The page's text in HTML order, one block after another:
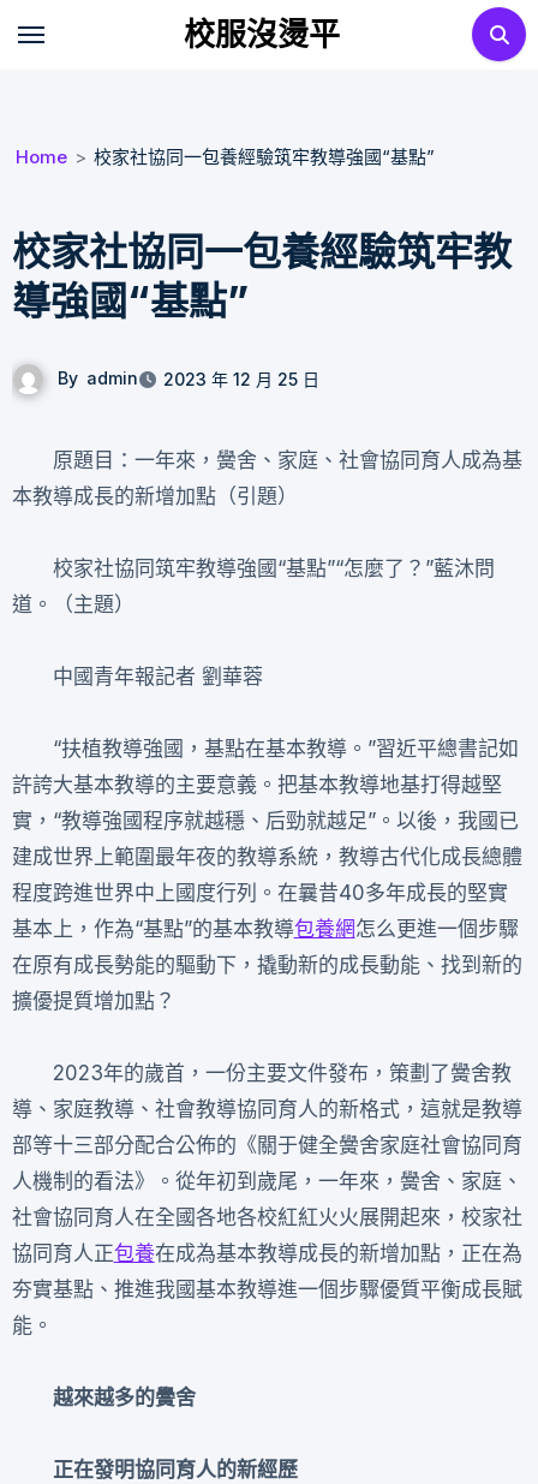
校服沒燙平
Home 校家社協同一包養經驗筑牢教導強國“基點”
校家社協同一包養經驗筑牢教
導強國“基點”
By admin 2023 年 12 月 25 日
原題目：一年來，黌舍、家庭、社會協同育人成為基
本教導成長的新增加點（引題）
校家社協同筑牢教導強國“基點”“怎麼了？”藍沐問
道。（主題）
中國青年報記者 劉華蓉
“扶植教導強國，基點在基本教導。”習近平總書記如
許誇大基本教導的主要意義。把基本教導地基打得越堅
實，“教導強國程序就越穩、后勁就越足”。以後，我國已
建成世界上範圍最年夜的教導系統，教導古代化成長總體
程度跨進世界中上國度行列。在曩昔40多年成長的堅實
基本上，作為“基點”的基本教導包養網怎么更進一個步驟
在原有成長勢能的驅動下，撬動新的成長動能、找到新的
擴優提質增加點？
2023年的歲首，一份主要文件發布，策劃了黌舍教
導、家庭教導、社會教導協同育人的新格式，這就是教導
部等十三部分配合公佈的《關于健全黌舍家庭社會協同育
人機制的看法》。從年初到歲尾，一年來，黌舍、家庭、
社會協同育人在全國各地各校紅紅火火展開起來，校家社
協同育人正包養在成為基本教導成長的新增加點，正在為
夯實基點、推進我國基本教導進一個步驟優質平衡成長賦
能。
越來越多的黌舍
正在發明協同育人的新經歷